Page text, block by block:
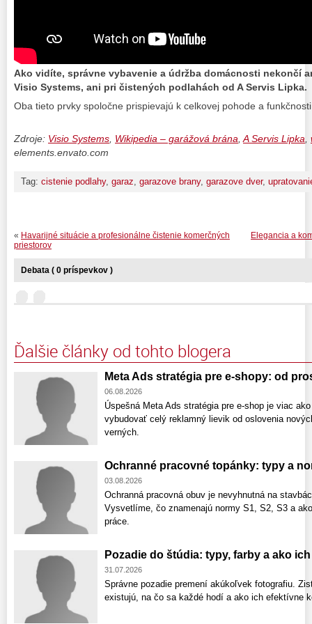
Ako vidíte, správne vybavenie a údržba domácnosti nekončí
Visio Systems, ani pri čistených podlahách od A Servis Lipka.
Oba tieto prvky spoločne prispievajú k celkovej pohode a
Zdroje: Visio Systems, Wikipedia – garážová brána,A Servis Lipka,
elements.envato.com
Tag: cistenie podlahy, garaz, garazove brany, garazove dver,
Elegancia a
« Havarijné situácie a profesionálne čistenie komerčných
priestorov
Debata ( 0 príspevkov )
Ďalšie články od tohto blogera
Meta Ads stratégia pre e-shopy: od
06.08.2026
Úspešná Meta Ads stratégia pre e-shop je viac
vybudovať celý reklamný lievik od oslovenia
verných.
Ochranné pracovné topánky: typy a
03.08.2026
Ochranná pracovná obuv je nevyhnutná na
Vysvetlíme, čo znamenajú normy S1, S2, S3 a
práce.
Pozadie do štúdia: typy, farby a ako
31.07.2026
Správne pozadie premení akúkoľvek fotografiu.
existujú, na čo sa každé hodí a ako ich efektívne